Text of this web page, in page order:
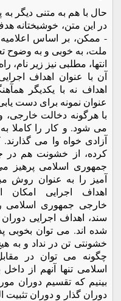
حال با هم به متنی دیگر
در این متن، خوشبختانه
- ممکن، بر اساس
ملت، به خوبی و به وضوح
انتها، مطلبی نیز زیر
آن با عنوان اهداف
اهداف نه با یکدیگر
عنوان نمونه برای دست
با هرگونه دخالت
می شود. و کار را کاملا
آزادی خواه وا می
کرده، از خشونت هم در
جمهوری اسلامی پرهیز
آمیز را به عنوان روش
اهداف اجرایی امکان
خارجی جمهوری اسلامی
سند، اهداف اجرایی
شده اند. می توان بخوبی
خشونتی تن در نداد و به
چگونه می توان در
اسلامی تنها آنهم از
بینیم که تقسیم دوران
دوران گذار و دوران تثبیت